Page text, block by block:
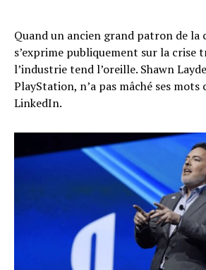
Quand un ancien grand patron de la
s’exprime publiquement sur la crise
l’industrie tend l’oreille. Shawn
PlayStation, n’a pas mâché ses
LinkedIn.